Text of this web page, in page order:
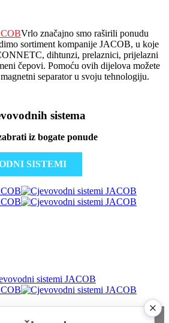
Vrlo značajno smo raširili ponudu
sortiment kompanije JACOB, u koje
dihtunzi, prelaznici, prijelazni
čepovi. Pomoću ovih dijelova možete
separator u svoju tehnologiju.
sistema
iz bogate ponude
SISTEMI